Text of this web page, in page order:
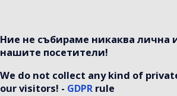
Ние не събираме никаква лична
нашите посетители!
We do not collect any kind of
our visitors! - GDPR rule